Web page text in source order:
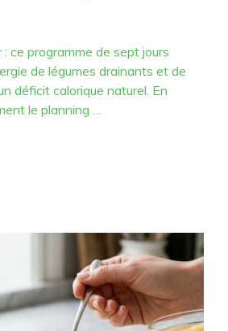
: ce programme de sept jours
de légumes drainants et de
déficit calorique naturel. En
le planning …